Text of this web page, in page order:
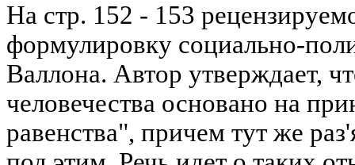
На стр. 152 - 153
формулировку социально-
Валлона. Автор утверждает,
человечества основано на
равенства", причем тут же